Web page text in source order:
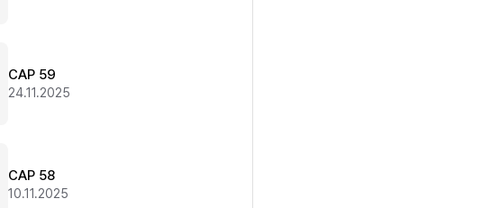
CAP 59
24.11.2025
CAP 58
10.11.2025